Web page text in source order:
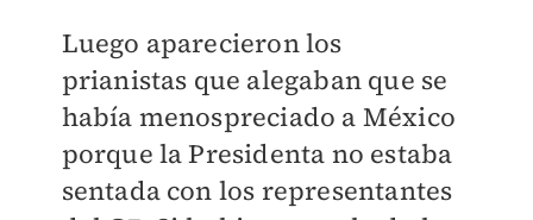
Luego aparecieron los
prianistas que alegaban que se
había menospreciado a México
porque la Presidenta no estaba
sentada con los representantes